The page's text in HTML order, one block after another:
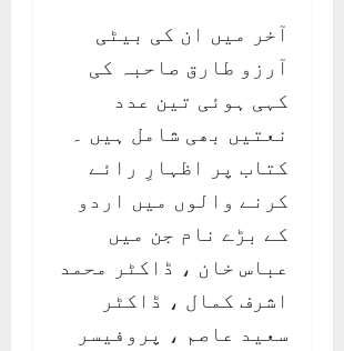
آخر میں ان کی بیٹی
آرزو طارق صاحبہ کی
کہی ہوئی تین عدد
نعتیں بھی شامل ہیں ۔
کتاب پر اظہارِ رائے
کرنے والوں میں اردو
کے بڑے نام جن میں
عباس خان ، ڈاکٹر محمد
اشرف کمال ، ڈاکٹر
سعید عاصم ، پروفیسر